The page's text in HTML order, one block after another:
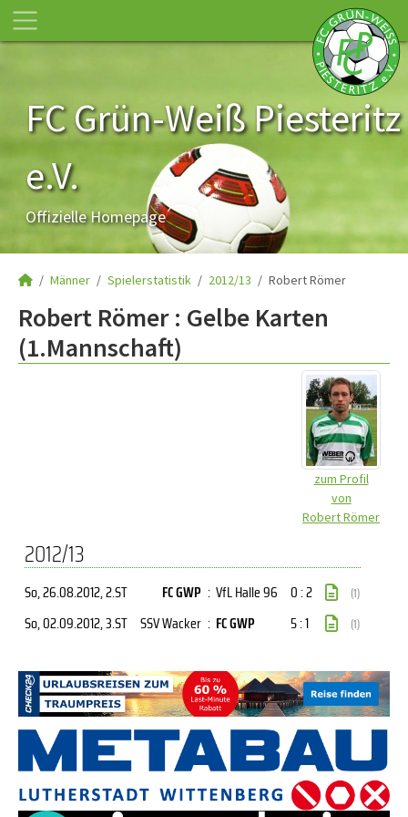
FC Grün-Weiß Piesteritz
e.V.
Offizielle Homepage
Männer Spielerstatistik 2012/13 Robert Römer
Robert Römer : Gelbe Karten
(1.Mannschaft)
zum Profil
von
Robert Römer
2012/13
So, 26.08.2012, 2.ST FC GWP : VfL Halle 96 0 : 2 (1)
So, 02.09.2012, 3.ST SSV Wacker : FC GWP 5 : 1 (1)